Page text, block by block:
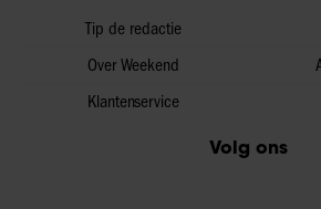
Tip de redactie
Over Weekend
Klantenservice
Volg ons